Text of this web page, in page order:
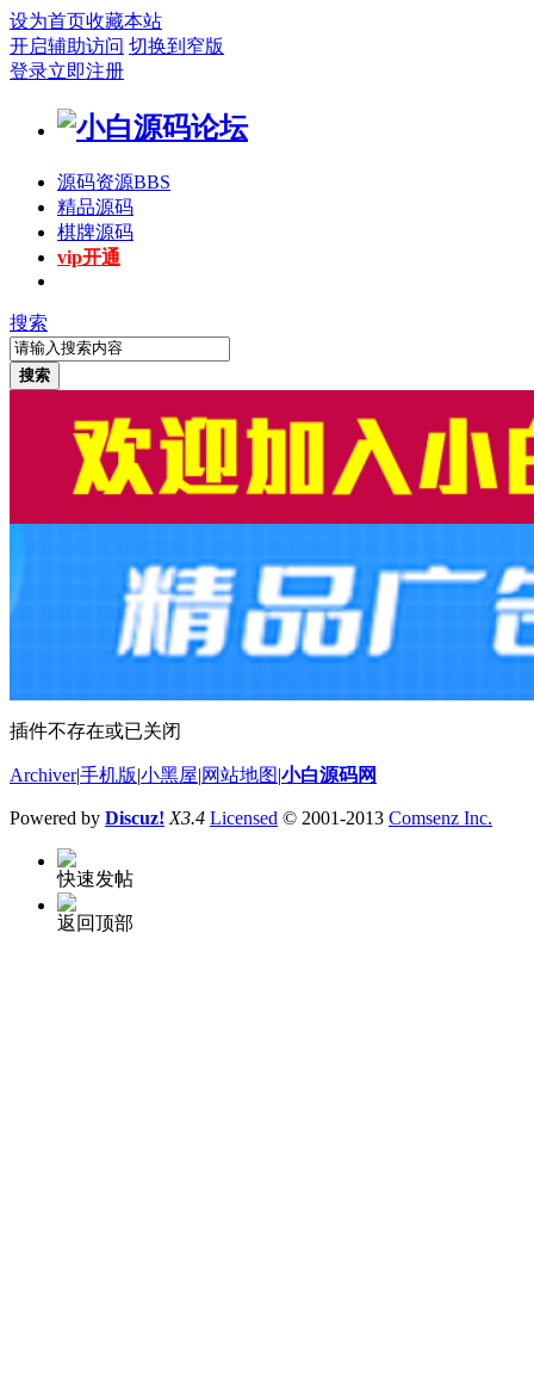
设为首页收藏本站
开启辅助访问 切换到窄版
登录立即注册
源码资源BBS
精品源码
棋牌源码
vip开通
搜索
搜索
插件不存在或已关闭
Archiver|手机版 小黑屋 网站地图 小白源码网
Powered by Discuz! X3.4 Licensed © 2001-2013 Comsenz Inc.
快速发帖
返回顶部